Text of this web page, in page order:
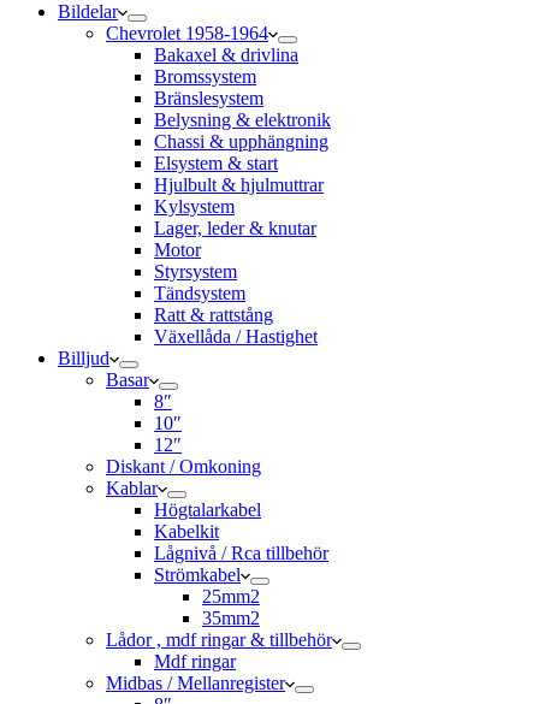
Bildelar
Chevrolet 1958-1964
Bakaxel & drivlina
Bromssystem
Bränslesystem
Belysning & elektronik
Chassi & upphängning
Elsystem & start
Hjulbult & hjulmuttrar
Kylsystem
Lager, leder & knutar
Motor
Styrsystem
Tändsystem
Ratt & rattstång
Växellåda / Hastighet
Billjud
Basar
8″
10″
12″
Diskant / Omkoning​
Kablar
Högtalarkabel
Kabelkit
Lågnivå / Rca tillbehör
Strömkabel
25mm2
35mm2
Lådor , mdf ringar & tillbehör
Mdf ringar
Midbas / Mellanregister